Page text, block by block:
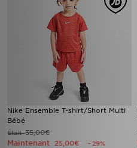
Nike Ensemble T-shirt/Short Multi
Bébé
Était35,00€
Maintenant 25,00€ - 29%